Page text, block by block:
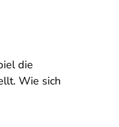
die
Wie sich